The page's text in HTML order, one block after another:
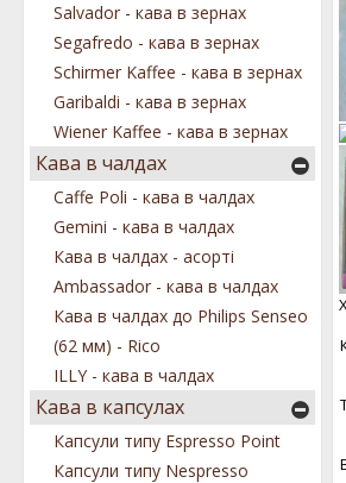
Salvador - кава в зернах
Segafredo - кава в зернах
Schirmer Kaffee - кава в зернах
Garibaldi - кава в зернах
Wiener Kaffee - кава в зернах
Кава в чалдах
Caffe Poli - кава в чалдах
Gemini - кава в чалдах
Кава в чалдах - асорті
Ambassador - кава в чалдах
Кава в чалдах до Philips Senseo
(62 мм) - Rico
ILLY - кава в чалдах
Кава в капсулах
Капсули типу Espresso Point
Капсули типу Nespresso